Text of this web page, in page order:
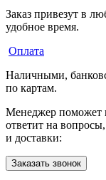
Заказ привезут в
удобное время.
Оплата
Наличными,
по картам.
Менеджер поможет
ответит на
и доставки:
Заказать звонок